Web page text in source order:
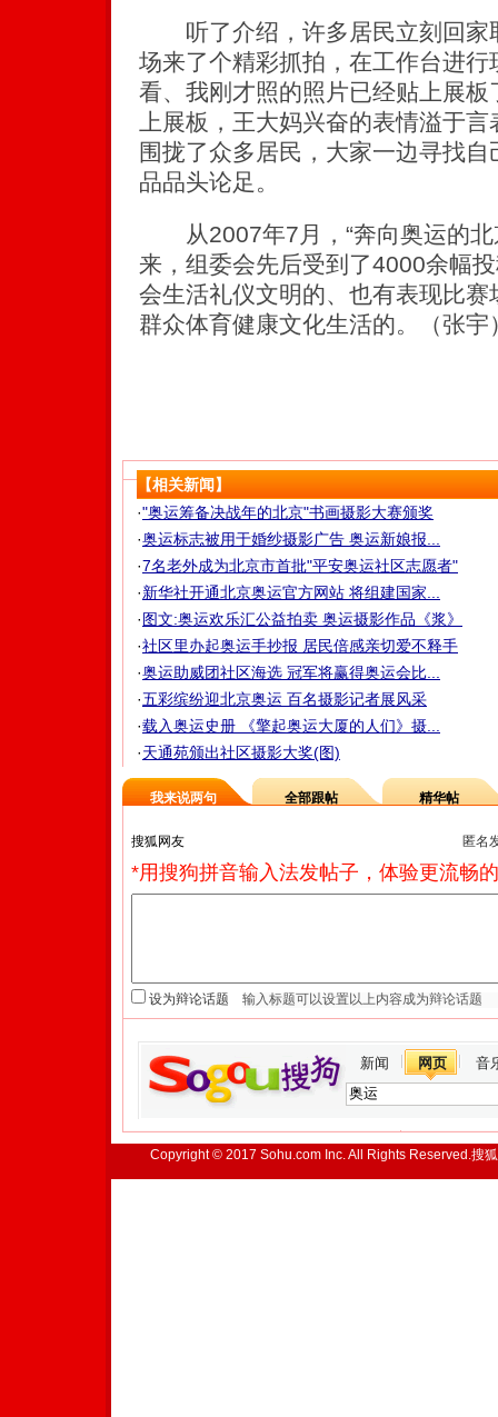
听了介绍，许多居民立刻回家
场来了个精彩抓拍，在工作台进行
看、我刚才照的照片已经贴上展板
上展板，王大妈兴奋的表情溢于
围拢了众多居民，大家一边寻找
品品头论足。
从2007年7月，“奔向奥运的北
来，组委会先后受到了4000余幅
会生活礼仪文明的、也有表现比
群众体育健康文化生活的。（张宇
【相关新闻】
·"奥运筹备决战年的北京"书画摄影大赛颁奖
·奥运标志被用于婚纱摄影广告 奥运新娘报...
·7名老外成为北京市首批"平安奥运社区志愿者"
·新华社开通北京奥运官方网站 将组建国家...
·图文:奥运欢乐汇公益拍卖 奥运摄影作品《浆》
·社区里办起奥运手抄报 居民倍感亲切爱不释手
·奥运助威团社区海选 冠军将赢得奥运会比...
·五彩缤纷迎北京奥运 百名摄影记者展风采
·载入奥运史册 《擎起奥运大厦的人们》摄...
·天通苑颁出社区摄影大奖(图)
我来说两句 全部跟帖 精华帖
匿名
*用搜狗拼音输入法发帖子，体验更流畅
设为辩论话题
新闻 网页 音
Copyright © 2017 Sohu.com Inc. All Rights Reserved.搜